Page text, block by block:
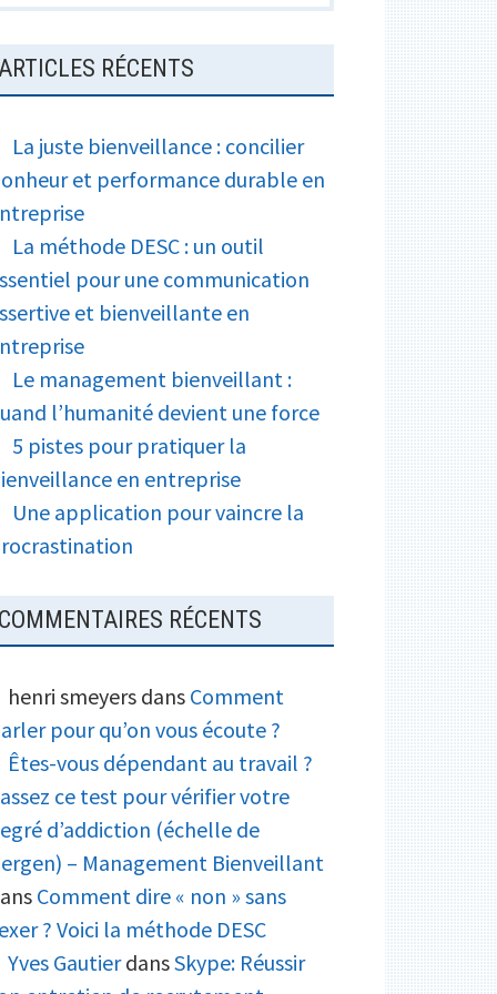
ARTICLES RÉCENTS
La juste bienveillance : concilier
et performance durable en
La méthode DESC : un outil
pour une communication
et bienveillante en
Le management bienveillant :
l’humanité devient une force
5 pistes pour pratiquer la
en entreprise
Une application pour vaincre la
COMMENTAIRES RÉCENTS
henri smeyersdans Comment
pour qu’on vous écoute ?
Êtes-vous dépendant au travail ?
ce test pour vérifier votre
d’addiction (échelle de
– Management Bienveillant
Comment dire « non » sans
? Voici la méthode DESC
Yves GautierdansSkype: Réussir